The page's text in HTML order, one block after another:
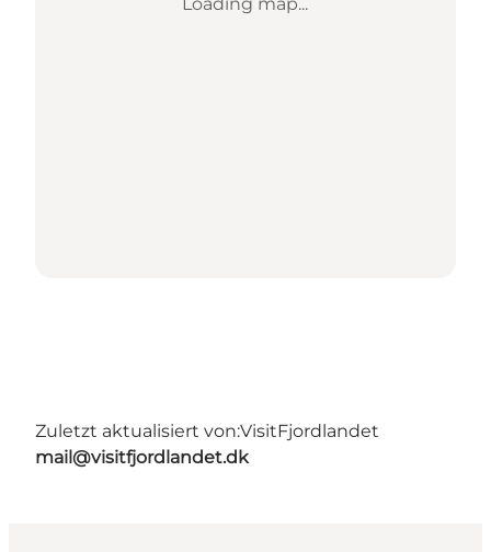
Zuletzt aktualisiert von:VisitFjordlandet
mail@visitfjordlandet.dk